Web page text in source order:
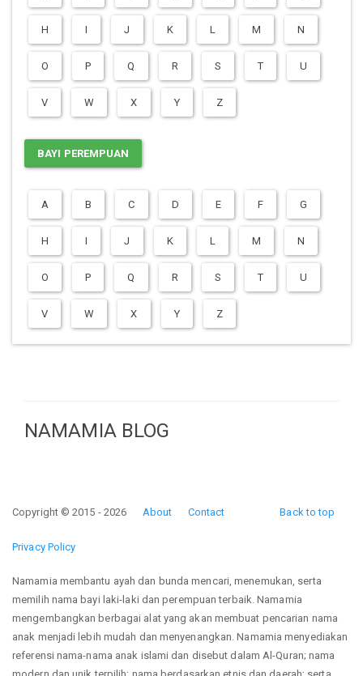
H I J K L M N
O P Q R S T U
V W X Y Z
BAYI PEREMPUAN
A B C D E F G
H I J K L M N
O P Q R S T U
V W X Y Z
NAMAMIA BLOG
Back to top
Copyright © 2015 - 2026 About Contact
Privacy Policy
Namamia membantu ayah dan bunda mencari, menemukan, serta
memilih nama bayi laki-laki dan perempuan terbaik. Namamia
mengembangkan berbagai alat yang akan membuat pencarian nama
anak menjadi lebih mudah dan menyenangkan. Namamia menyediakan
referensi nama-nama anak islami dan disebut dalam Al-Quran; nama